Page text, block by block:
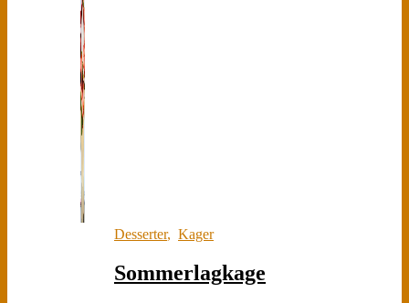
Desserter, Kager
Sommerlagkage